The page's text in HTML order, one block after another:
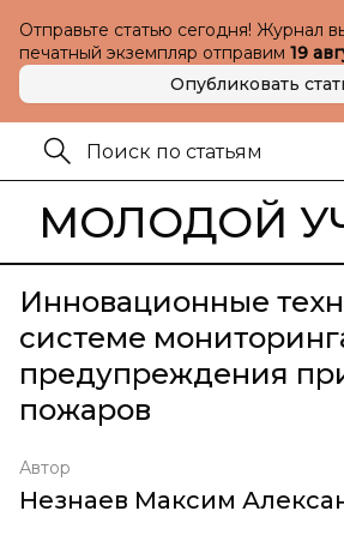
Отправьте статью сегодня! Журнал
печатный экземпляр отправим 19
Опубликовать
МОЛОДОЙ
Инновационные
системе
предупреждения
пожаров
Автор
Незнаев Максим